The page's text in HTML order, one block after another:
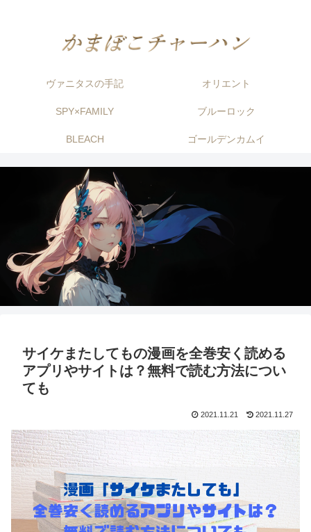
ヴァニタスの手記 オリエント
SPY×FAMILY ブルーロック
BLEACH ゴールデンカムイ
サイケまたしてもの漫画を全巻安く読める
アプリやサイトは？無料で読む方法につい
ても
2021.11.21 2021.11.27